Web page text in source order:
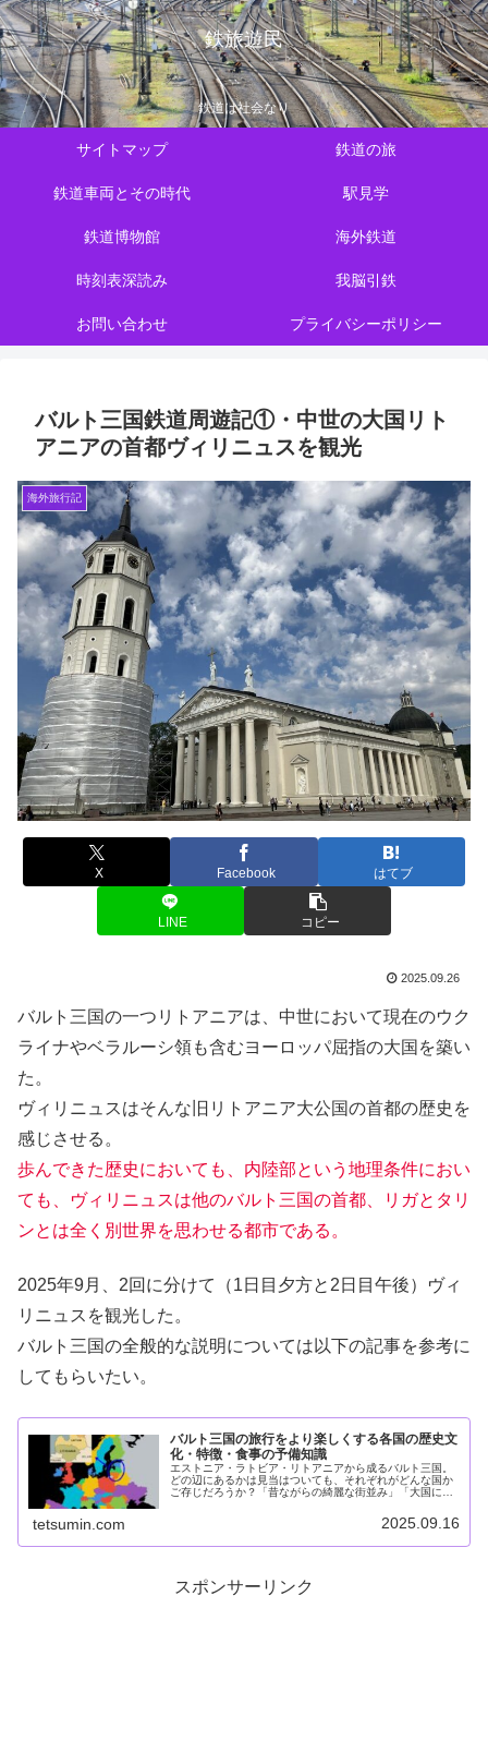
鉄旅遊民
鉄道は社会なり
サイトマップ 鉄道の旅
鉄道車両とその時代 駅見学
鉄道博物館 海外鉄道
時刻表深読み 我脳引鉄
お問い合わせ プライバシーポリシー
バルト三国鉄道周遊記①・中世の大国リト
アニアの首都ヴィリニュスを観光
海外旅行記
X Facebook はてブ
LINE コピー
2025.09.26
バルト三国の一つリトアニアは、中世において現在のウク
ライナやベラルーシ領も含むヨーロッパ屈指の大国を築い
た。
ヴィリニュスはそんな旧リトアニア大公国の首都の歴史を
感じさせる。
歩んできた歴史においても、内陸部という地理条件におい
ても、ヴィリニュスは他のバルト三国の首都、リガとタリ
ンとは全く別世界を思わせる都市である。
2025年9月、2回に分けて（1日目夕方と2日目午後）ヴィ
リニュスを観光した。
バルト三国の全般的な説明については以下の記事を参考に
してもらいたい。
バルト三国の旅行をより楽しくする各国の歴史文
化・特徴・食事の予備知識
エストニア・ラトビア・リトアニアから成るバルト三国。
どの辺にあるかは見当はついても、それぞれがどんな国か
ご存じだろうか？「昔ながらの綺麗な街並み」「大国に翻
tetsumin.com 2025.09.16
スポンサーリンク